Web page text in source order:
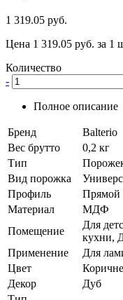
1 319.05 руб.
Цена 1 319.05 руб. за 1
Количество
-
Полное описание
Бренд
Balterio
Вес брутто
0,2 кг
Тип
Вид порожка
Профиль
Прямой
Материал
МДФ
Помещение
Для
кухни,
Применение
Для
Цвет
Декор
Дуб